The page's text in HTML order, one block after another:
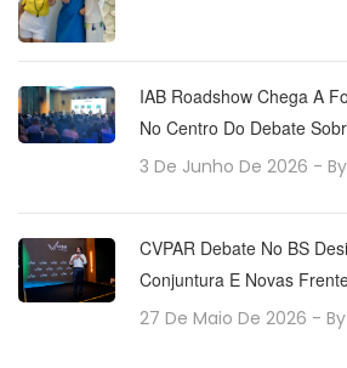
IAB Roadshow Chega A
No Centro Do Debate
3 De Junho De 2026 - By
CVPAR Debate No BS
Conjuntura E Novas
27 De Maio De 2026 - By